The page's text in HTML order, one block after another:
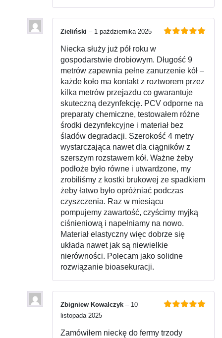
Zieliński – 1 października 2025
Niecka służy już pół roku w
gospodarstwie drobiowym. Długość 9
metrów zapewnia pełne zanurzenie kół –
każde koło ma kontakt z roztworem przez
kilka metrów przejazdu co gwarantuje
skuteczną dezynfekcję. PCV odporne na
preparaty chemiczne, testowałem różne
środki dezynfekcyjne i materiał bez
śladów degradacji. Szerokość 4 metry
wystarczająca nawet dla ciągników z
szerszym rozstawem kół. Ważne żeby
podłoże było równe i utwardzone, my
zrobiliśmy z kostki brukowej ze spadkiem
żeby łatwo było opróżniać podczas
czyszczenia. Raz w miesiącu
pompujemy zawartość, czyścimy myjką
ciśnieniową i napełniamy na nowo.
Materiał elastyczny więc dobrze się
układa nawet jak są niewielkie
nierówności. Polecam jako solidne
rozwiązanie bioasekuracji.
Zbigniew Kowalczyk – 10
listopada 2025
Zamówiłem nieckę do fermy trzody